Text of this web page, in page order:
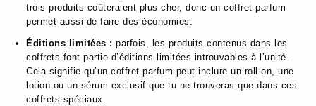
trois produits coûteraient plus cher, donc un coffret parfum
permet aussi de faire des économies.
Éditions limitées : parfois, les produits contenus dans les
coffrets font partie d’éditions limitées introuvables à l’unité.
Cela signifie qu’un coffret parfum peut inclure un roll-on, une
lotion ou un sérum exclusif que tu ne trouveras que dans ces
coffrets spéciaux.